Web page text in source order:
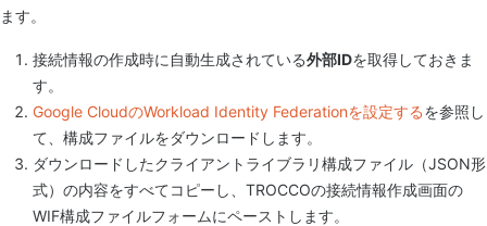
ます。
接続情報の作成時に自動生成されている外部IDを取得しておきま
す。
Google CloudのWorkload Identity Federationを設定するを参照し
て、構成ファイルをダウンロードします。
ダウンロードしたクライアントライブラリ構成ファイル（JSON形
式）の内容をすべてコピーし、TROCCOの接続情報作成画面の
WIF構成ファイルフォームにペーストします。